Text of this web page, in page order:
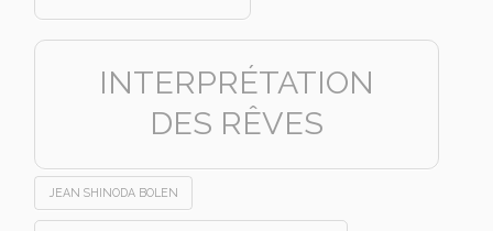
INTERPRÉTATION
DES RÊVES
JEAN SHINODA BOLEN